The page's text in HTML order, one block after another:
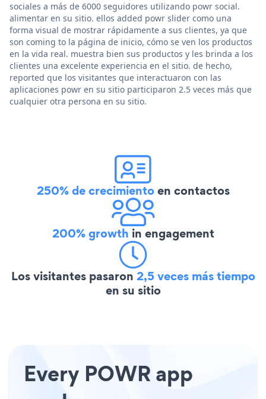
sociales a más de 6000 seguidores utilizando powr social.
alimentar en su sitio. ellos added powr slider como una
forma visual de mostrar rápidamente a sus clientes, ya que
son coming to la página de inicio, cómo se ven los productos
en la vida real. muestra bien sus productos y les brinda a los
clientes una excelente experiencia en el sitio. de hecho,
reported que los visitantes que interactuaron con las
aplicaciones powr en su sitio participaron 2.5 veces más que
cualquier otra persona en su sitio.
250% de crecimientoen contactos
200% growth in engagement
Los visitantes pasaron 2,5 veces más tiempo
en su sitio
Every POWR app